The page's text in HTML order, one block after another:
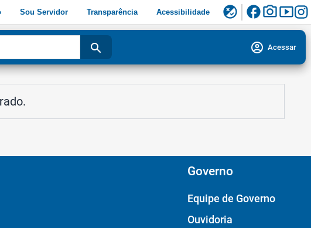
Sou Servidor Transparência Acessibilidade flaky facebookphoto_camerasmart_display
search account_circle Acessar
Governo
Equipe de Governo
Ouvidoria